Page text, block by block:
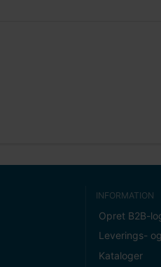
INFORMATION
Opret B2B-
Leverings-
Kataloger